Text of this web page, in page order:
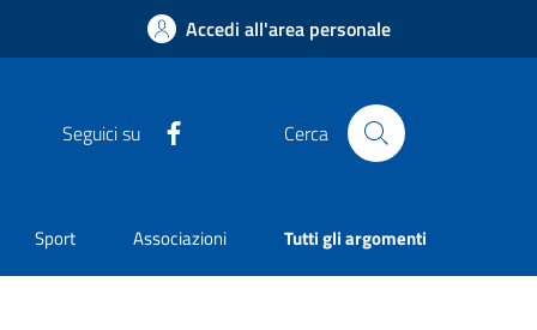
Accedi all'area personale
Seguici su Cerca
Sport Associazioni Tutti gli argomenti